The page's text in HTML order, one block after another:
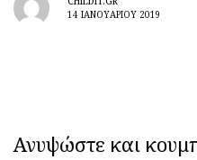
14 ΙΑΝΟΥΑΡΊΟΥ 2019
Ανυψώστε και